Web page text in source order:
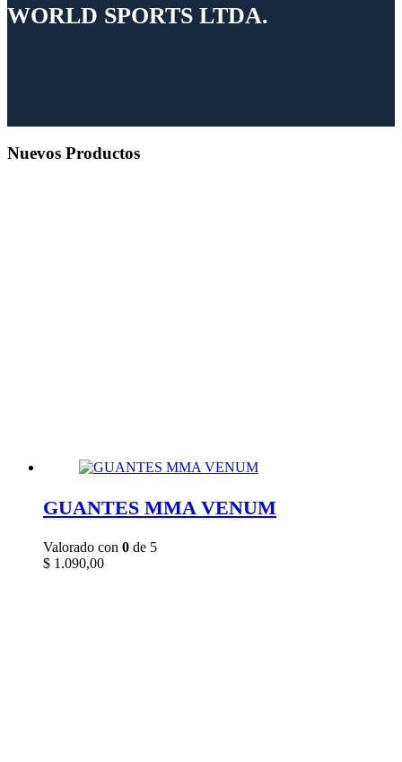
WORLD SPORTS LTDA.
Nuevos Productos
GUANTES MMA VENUM
Valorado con 0 de 5
$ 1.090,00